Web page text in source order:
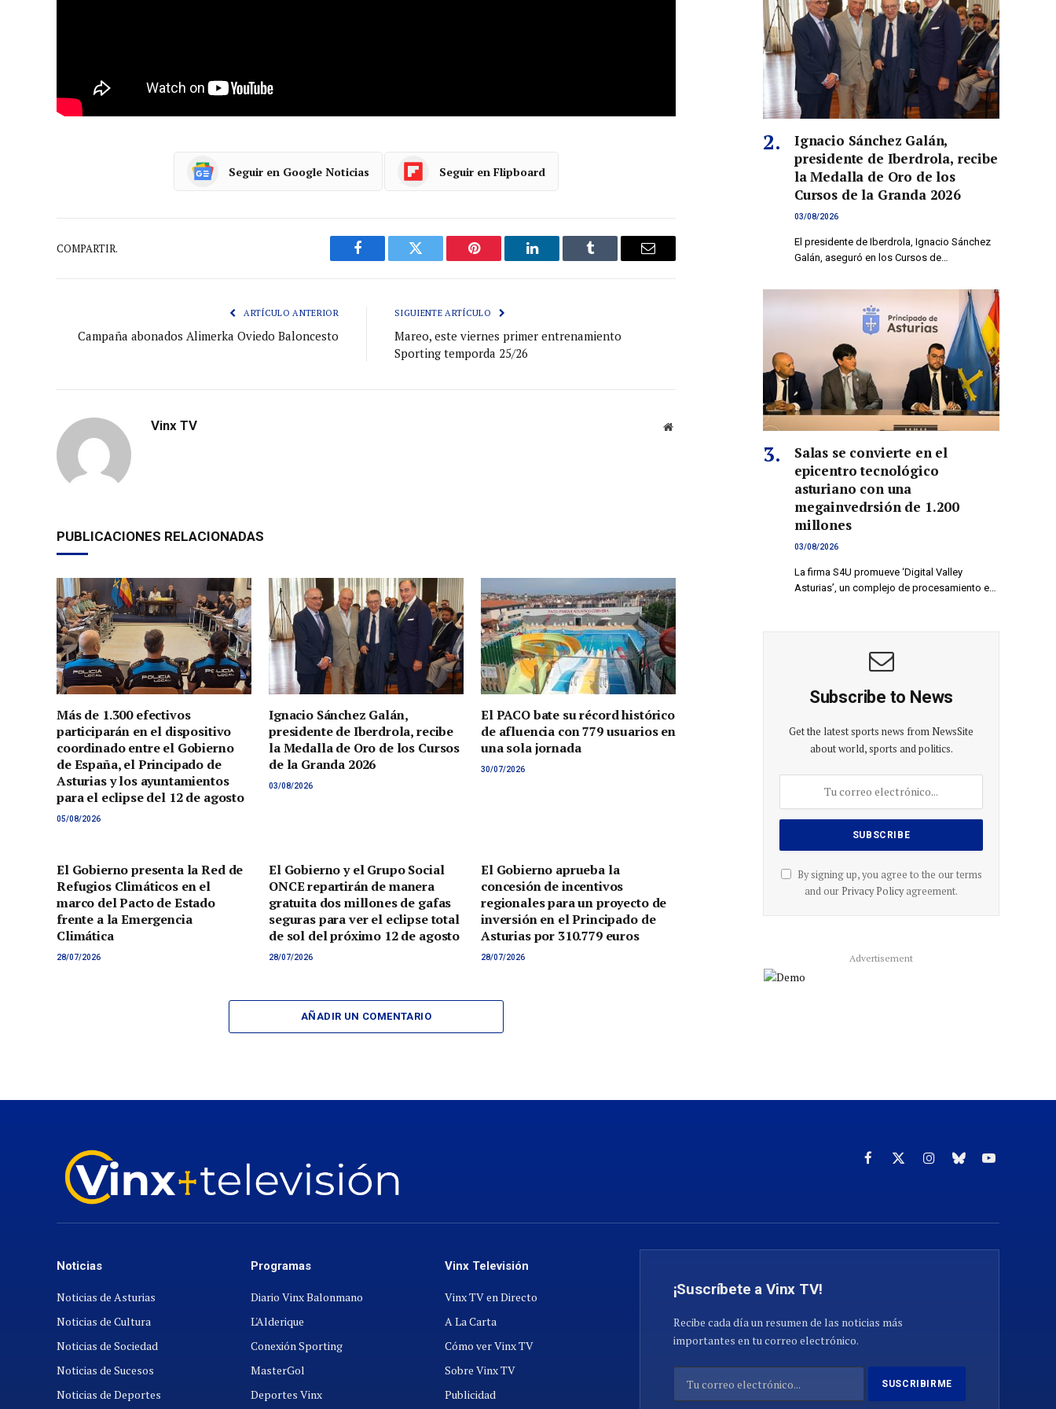
llamamiento del club, más de 1.500 oviedistas quisieron formar parte de un videoclip que a
Seguir en Google Noticias Seguir en Flipboard
COMPARTIR.
Facebook Gorjeo Pinterest LinkedIn Tumblr
Correo
ARTÍCULO ANTERIOR
Campaña abonados Alimerka Oviedo Baloncesto
SIGUIENTE ARTÍCULO
Mareo, este viernes primer entrenamiento
Sporting temporda 25/26
Vinx TV
Sitio
PUBLICACIONES RELACIONADAS
Más de 1.300 efectivos
participarán en el dispositivo
coordinado entre el Gobierno
de España, el Principado de
Asturias y los ayuntamientos
para el eclipse del 12 de agosto
05/08/2026
Ignacio Sánchez Galán,
presidente de Iberdrola, recibe
la Medalla de Oro de los Cursos
de la Granda 2026
03/08/2026
El PACO bate su récord histórico
de afluencia con 779 usuarios en
una sola jornada
30/07/2026
El Gobierno presenta la Red de
Refugios Climáticos en el
marco del Pacto de Estado
frente a la Emergencia
Climática
28/07/2026
El Gobierno y el Grupo Social
ONCE repartirán de manera
gratuita dos millones de gafas
seguras para ver el eclipse total
de sol del próximo 12 de agosto
28/07/2026
El Gobierno aprueba la
concesión de incentivos
regionales para un proyecto de
inversión en el Principado de
Asturias por 310.779 euros
28/07/2026
AÑADIR UN COMENTARIO
Ignacio Sánchez Galán,
presidente de Iberdrola, recibe
la Medalla de Oro de los
Cursos de la Granda 2026
03/08/2026
El presidente de Iberdrola, Ignacio Sánchez
Galán, aseguró en los Cursos de…
Salas se convierte en el
epicentro tecnológico
asturiano con una
megainvedrsión de 1.200
millones
03/08/2026
La firma S4U promueve ‘Digital Valley
Asturias’, un complejo de procesamiento e…
Subscribe to News
Get the latest sports news from NewsSite
about world, sports and politics.
By signing up, you agree to the our terms
and our Privacy Policyagreement.
Advertisement
Facebook
X
Instagram
Cielo YouTube
Noticias
Noticias de Asturias
Noticias de Cultura
Noticias de Sociedad
Noticias de Sucesos
Noticias de Deportes
Programas
Diario Vinx Balonmano
L'Alderique
Conexión Sporting
MasterGol
Deportes Vinx
Vinx Televisión
Vinx TV en Directo
A La Carta
Cómo ver Vinx TV
Sobre Vinx TV
Publicidad
¡Suscríbete a Vinx TV!
Recibe cada día un resumen de las noticias más
importantes en tu correo electrónico.